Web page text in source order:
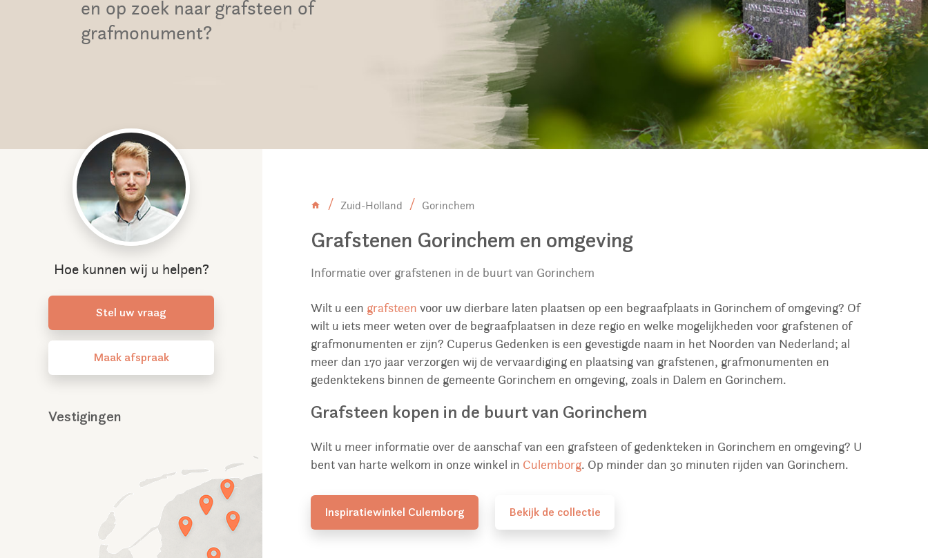
en op zoek naar grafsteen of
grafmonument?
Hoe kunnen wij u helpen?
Stel uw vraag
Maak afspraak
Vestigingen
Zuid-Holland Gorinchem
Grafstenen Gorinchem en omgeving
Informatie over grafstenen in de buurt van Gorinchem
Wilt u een grafsteen voor uw dierbare laten plaatsen op een begraafplaats in Gorinchem of omgeving? Of
wilt u iets meer weten over de begraafplaatsen in deze regio en welke mogelijkheden voor grafstenen of
grafmonumenten er zijn? Cuperus Gedenken is een gevestigde naam in het Noorden van Nederland; al
meer dan 170 jaar verzorgen wij de vervaardiging en plaatsing van grafstenen, grafmonumenten en
gedenktekens binnen de gemeente Gorinchem en omgeving, zoals in Dalem en Gorinchem.
Grafsteen kopen in de buurt van Gorinchem
Wilt u meer informatie over de aanschaf van een grafsteen of gedenkteken in Gorinchem en omgeving? U
bent van harte welkom in onze winkel in Culemborg. Op minder dan 30 minuten rijden van Gorinchem.
Inspiratiewinkel Culemborg Bekijk de collectie